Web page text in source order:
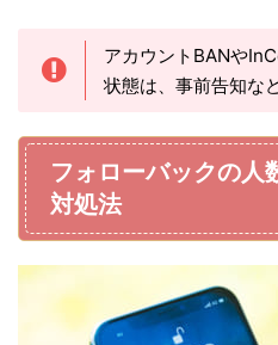
アカウントBANや
状態は、事前告知な
フォローバックの人
対処法